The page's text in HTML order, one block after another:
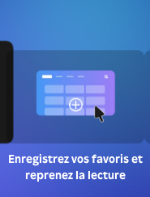
Enregistrez vos favoris et
reprenez la lecture